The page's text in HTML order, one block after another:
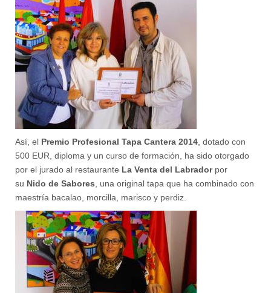
Así, el Premio Profesional Tapa Cantera 2014 , dotado con
500 EUR, diploma y un curso de formación, ha sido otorgado
por el jurado al restaurante La Venta del Labradorpor
su Nido de Sabores , una original tapa que ha combinado con
maestría bacalao, morcilla, marisco y perdiz.